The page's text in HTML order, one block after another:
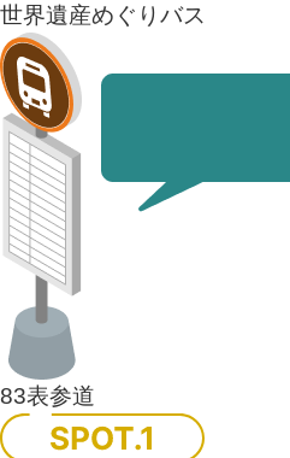
世界遺産めぐりバス
83表参道